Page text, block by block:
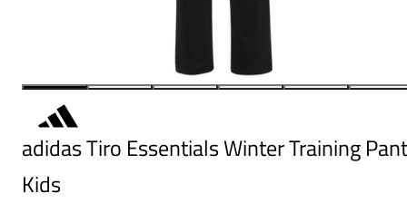
adidas Tiro Essentials Winter Training Pant
Kids